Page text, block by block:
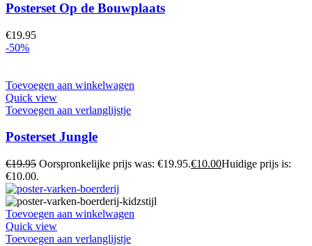
Posterset Op de Bouwplaats
€19.95
-50%
Toevoegen aan winkelwagen
Quick view
Toevoegen aan verlanglijstje
Posterset Jungle
€19.95 Oorspronkelijke prijs was: €19.95.€10.00Huidige prijs is:
€10.00.
Toevoegen aan winkelwagen
Quick view
Toevoegen aan verlanglijstje